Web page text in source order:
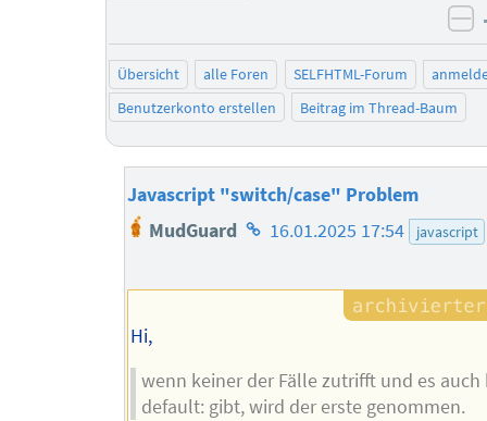
Übersicht alle Foren SELFHTML-Forum
Benutzerkonto erstellen
Beitrag im Thread-Baum
Javascript "switch/case" Problem
MudGuard Homepage
Autors
16.01.2025 17:54 javascript
Hi,
wenn keiner der Fälle zutrifft und es auch
default: gibt, wird der erste genommen.